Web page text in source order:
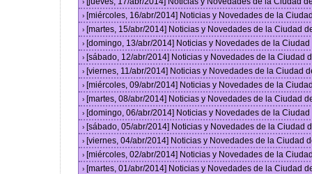
›
› [miércoles, 16/abr/2014] Noticias y Novedades de la
› [martes, 15/abr/2014] Noticias y Novedades de la Ciudad
› [domingo, 13/abr/2014] Noticias y Novedades de la
› [sábado, 12/abr/2014] Noticias y Novedades de la Ciudad
› [viernes, 11/abr/2014] Noticias y Novedades de la Ciudad
› [miércoles, 09/abr/2014] Noticias y Novedades de la
› [martes, 08/abr/2014] Noticias y Novedades de la Ciudad
› [domingo, 06/abr/2014] Noticias y Novedades de la
› [sábado, 05/abr/2014] Noticias y Novedades de la Ciudad
› [viernes, 04/abr/2014] Noticias y Novedades de la Ciudad
› [miércoles, 02/abr/2014] Noticias y Novedades de la
› [martes, 01/abr/2014] Noticias y Novedades de la Ciudad